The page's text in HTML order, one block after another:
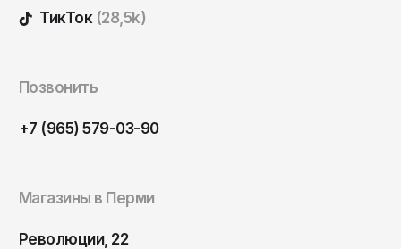
ТикТок (28,5k)
Позвонить
+7 (965) 579-03-90
Магазины в Перми
Революции, 22
Тамбов
Тольятти
Улан-Удэ
Ульяновск